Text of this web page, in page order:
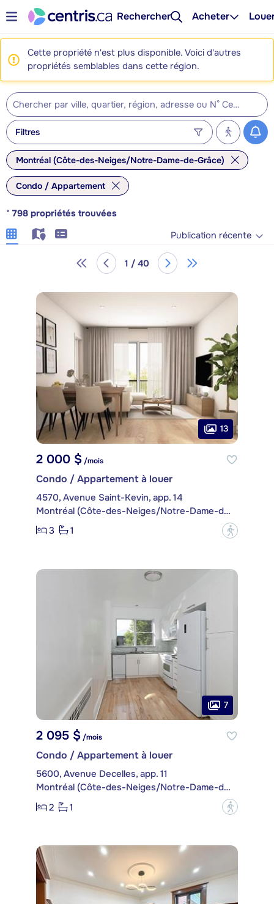
Rechercher Acheter
Cette propriété n'est plus disponible. Voici d'autres
propriétés semblables dans cette région.
Filtres
Montréal (Côte-des-Neiges/Notre-Dame-de-Grâce)
Condo / Appartement
* 798 propriétés trouvées
Publication récente
1 / 40
13
2 000 $ /mois
Condo / Appartement à louer
4570, Avenue Saint-Kevin, app. 14
Montréal (Côte-des-Neiges/Notre-Dame-de-Grâce)
3
1 ?
7
2 095 $/mois
Condo / Appartement à louer
5600, Avenue Decelles, app. 11
Montréal (Côte-des-Neiges/Notre-Dame-de-Grâce)
2
1 ?